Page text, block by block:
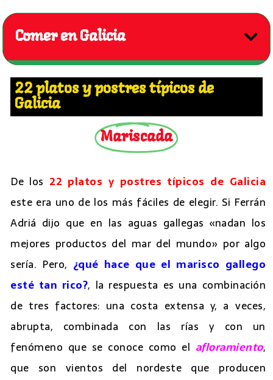
Comer en Galicia
22 platos y postres típicos de
Galicia
Mariscada
De los 22 platos y postres típicos de Galicia
este era uno de los más fáciles de elegir. Si Ferrán
Adriá dijo que en las aguas gallegas «nadan los
mejores productos del mar del mundo» por algo
sería. Pero, ¿qué hace que el marisco gallego
esté tan rico?, la respuesta es una combinación
de tres factores: una costa extensa y, a veces,
abrupta, combinada con las rías y con un
fenómeno que se conoce como el afloramiento,
que son vientos del nordeste que producen